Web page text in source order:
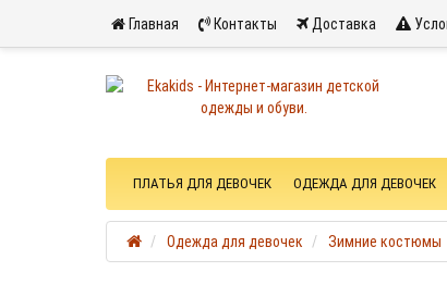
Главная Контакты Доставка
ПЛАТЬЯ ДЛЯ ДЕВОЧЕК ОДЕЖДА ДЛЯ ДЕВОЧЕК
Одежда для девочек Зимние костюмы